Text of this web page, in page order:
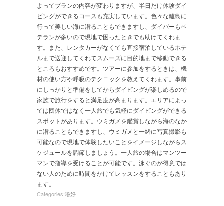
よってプランの内容が変わりますが、半日だけ体験ダイ
ビングができるコースも充実しています。色々な離島に
行って美しい海に潜ることもできますし、ダイバーもベ
テランが多いので現地で困ったときでも助けてくれま
す。また、レンタカーがなくても直接宿泊しているホテ
ルまで送迎してくれてスムーズに目的地まで移動できる
ところもおすすめです。ツアーに参加をするときは、機
材の使い方や呼吸のテクニックを教えてくれます。事前
にしっかりと準備をしてからダイビングが楽しめるので
家族で旅行をすると満足度が高まります。エリアによっ
ては団体ではなく一人旅でも気軽にダイビングができる
スポットがあります。ウミガメを鑑賞しながら海のなか
に潜ることもできますし、ウミガメと一緒に写真撮影も
可能なので現地で体験したいことをイメージしながらス
ケジュールを調節しましょう。一人旅の場合はマンツー
マンで指導を受けることが可能です。泳ぐのが得意では
ない人のために時間をかけてレッスンをすることもあり
ます。
Categories:嗜好